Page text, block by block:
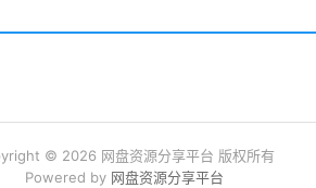
© 2026 网盘资源分享平台 版权所有
Powered by 网盘资源分享平台